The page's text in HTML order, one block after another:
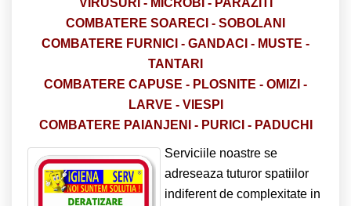
VIRUSURI - MICROBI - PARAZITI
COMBATERE SOARECI - SOBOLANI
COMBATERE FURNICI - GANDACI - MUSTE -
TANTARI
COMBATERE CAPUSE - PLOSNITE - OMIZI -
LARVE - VIESPI
COMBATERE PAIANJENI - PURICI - PADUCHI
Serviciile noastre se
adreseaza tuturor spatiilor
indiferent de complexitate in